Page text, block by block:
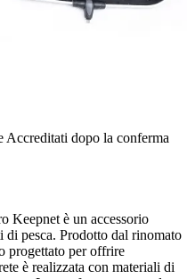
Accreditati dopo la conferma
Keepnet è un accessorio
di pesca. Prodotto dal rinomato
progettato per offrire
è realizzata con materiali di